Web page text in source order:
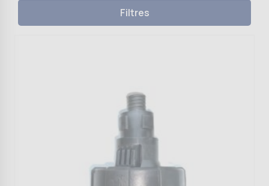
Filtres